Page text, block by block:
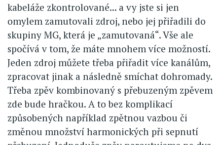
kabeláže zkontrolované... a vy jste si jen
omylem zamutovali zdroj, nebo jej přiřadili do
skupiny MG, která je „zamutovaná“. Vše ale
spočívá v tom, že máte mnohem více možností.
Jeden zdroj můžete třeba přiřadit více kanálům,
zpracovat jinak a následně smíchat dohromady.
Třeba zpěv kombinovaný s přebuzeným zpěvem
zde bude hračkou. A to bez komplikací
způsobených například zpětnou vazbou či
změnou množství harmonických při sepnutí